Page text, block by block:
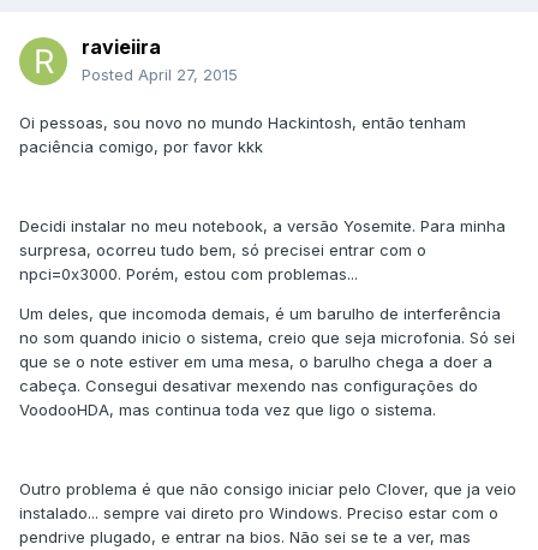
ravieiira
Posted April 27, 2015
Oi pessoas, sou novo no mundo Hackintosh, então tenham
paciência comigo, por favor kkk
Decidi instalar no meu notebook, a versão Yosemite. Para minha
surpresa, ocorreu tudo bem, só precisei entrar com o
npci=0x3000. Porém, estou com problemas...
Um deles, que incomoda demais, é um barulho de interferência
no som quando inicio o sistema, creio que seja microfonia. Só sei
que se o note estiver em uma mesa, o barulho chega a doer a
cabeça. Consegui desativar mexendo nas configurações do
VoodooHDA, mas continua toda vez que ligo o sistema.
Outro problema é que não consigo iniciar pelo Clover, que ja veio
instalado... sempre vai direto pro Windows. Preciso estar com o
pendrive plugado, e entrar na bios. Não sei se te a ver, mas